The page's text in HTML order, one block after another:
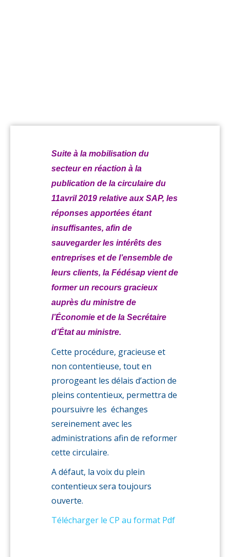
de
l’Economie
Suite à la mobilisation du
secteur en réaction à la
publication de la circulaire du
11avril 2019 relative aux SAP, les
réponses apportées étant
insuffisantes, afin de
sauvegarder les intérêts des
entreprises et de l’ensemble de
leurs clients, la Fédésap vient de
former un recours gracieux
auprès du ministre de
l’Économie et de la Secrétaire
d’État au ministre.
Cette procédure, gracieuse et
non contentieuse, tout en
prorogeant les délais d’action de
pleins contentieux, permettra de
poursuivre les échanges
sereinement avec les
administrations afin de reformer
cette circulaire.
A défaut, la voix du plein
contentieux sera toujours
ouverte.
Télécharger le CP au format Pdf